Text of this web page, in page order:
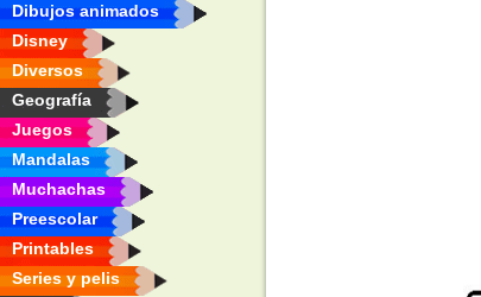
Dibujos animados
Disney
Diversos
Geografía
Juegos
Mandalas
Muchachas
Preescolar
Printables
Series y pelis